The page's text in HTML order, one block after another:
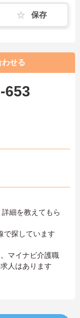
保存
わせる
653
詳細を教えてもら
で探しています
マイナビ介護職
人はあります